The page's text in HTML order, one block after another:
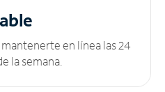
en línea las 24
la semana.